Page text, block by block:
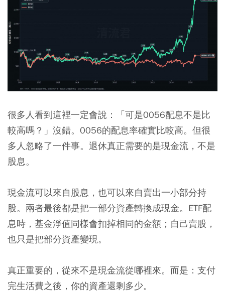
很多人看到這裡一定會說：「可是0056配息不是比
較高嗎？」沒錯。0056的配息率確實比較高。但很
多人忽略了一件事。退休真正需要的是現金流，不是
股息。
現金流可以來自股息，也可以來自賣出一小部分持
股。兩者最後都是把一部分資產轉換成現金。ETF配
息時，基金淨值同樣會扣掉相同的金額；自己賣股，
也只是把部分資產變現。
真正重要的，從來不是現金流從哪裡來。而是：支付
完生活費之後，你的資產還剩多少。